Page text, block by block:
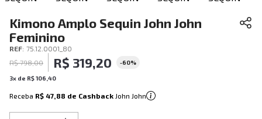
Kimono Amplo Sequin John John
Feminino
REF: 75.12.0001_80
R$ 798,00 R$ 319,20 -60%
3x de R$106 40
Receba R$ 47,88 de Cashback John John